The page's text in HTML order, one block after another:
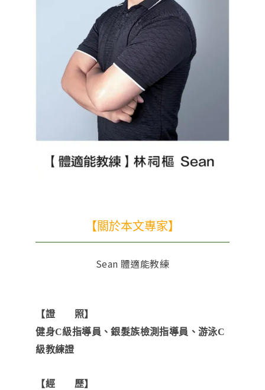
【關於本文專家】
Sean 體適能教練
【證 照】
健身C級指導員、銀髮族檢測指導員、游泳C
級教練證
【經 歷】